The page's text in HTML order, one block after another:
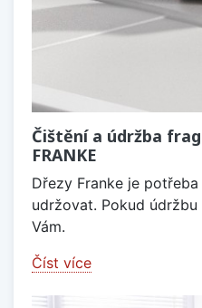
Čištění a údržba
FRANKE
Dřezy Franke je
udržovat. Pokud
Vám.
Číst více